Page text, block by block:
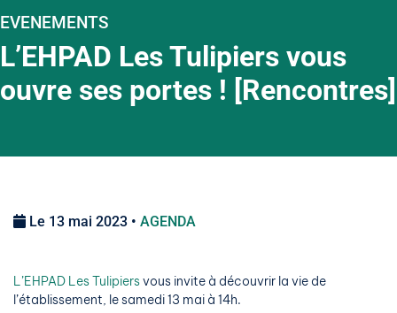
EVENEMENTS
L’EHPAD Les Tulipiers vous
ouvre ses portes ! [Rencontres]
Le 13 mai 2023 • AGENDA
L’EHPAD Les Tulipiersvous invite à découvrir la vie de
l’établissement, le samedi 13 mai à 14h.